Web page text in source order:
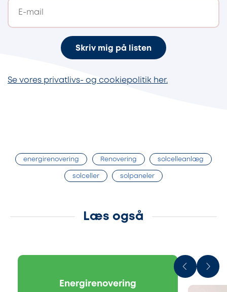
Skriv mig på listen
Se vores privatlivs- og cookiepolitik her.
energirenovering Renovering solcelleanlæg
solceller solpaneler
Læs også
Energirenovering